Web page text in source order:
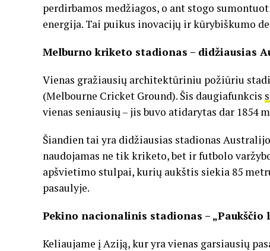
perdirbamos medžiagos, o ant stogo
energija. Tai puikus inovacijų ir kūrybiškumo
Melburno kriketo stadionas – didžiausias
Vienas gražiausių architektūriniu požiūriu
(Melbourne Cricket Ground). Šis daugiafunkcis
vienas seniausių – jis buvo atidarytas dar 1854
Šiandien tai yra didžiausias stadionas
naudojamas ne tik kriketo, bet ir futbolo
apšvietimo stulpai, kurių aukštis siekia 85
pasaulyje.
Pekino nacionalinis stadionas – „Paukščio
Keliaujame į Aziją, kur yra vienas garsiausių